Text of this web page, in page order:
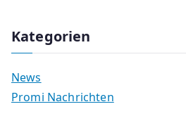
Kategorien
News
Promi Nachrichten